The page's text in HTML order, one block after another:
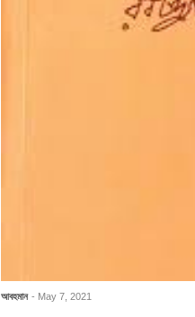
আবহমান - May 7, 2021